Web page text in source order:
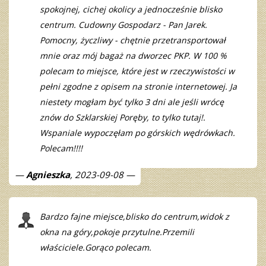
spokojnej, cichej okolicy a jednocześnie blisko
centrum. Cudowny Gospodarz - Pan Jarek.
Pomocny, życzliwy - chętnie przetransportował
mnie oraz mój bagaż na dworzec PKP. W 100 %
polecam to miejsce, które jest w rzeczywistości w
pełni zgodne z opisem na stronie internetowej. Ja
niestety mogłam być tylko 3 dni ale jeśli wrócę
znów do Szklarskiej Poręby, to tylko tutaj!.
Wspaniale wypoczęłam po górskich wędrówkach.
Polecam!!!!
Agnieszka, 2023-09-08
Bardzo fajne miejsce,blisko do centrum,widok z
okna na góry,pokoje przytulne.Przemili
właściciele.Gorąco polecam.